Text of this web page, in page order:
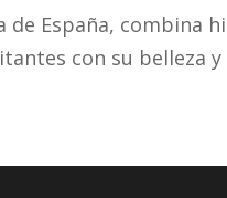
de España, combina
con su belleza y